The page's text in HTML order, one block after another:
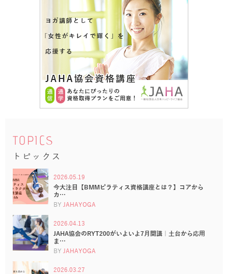
TOPICS
トピックス
2026.05.19
今大注目【BMMピラティス資格講座とは？】コアから
カ…
BY JAHAYOGA
2026.04.13
JAHA協会のRYT200がいよいよ7月開講｜土台から応用
ま…
BY JAHAYOGA
2026.03.27